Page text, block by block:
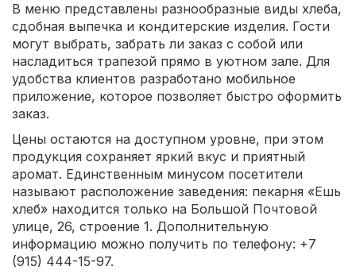
В меню представлены разнообразные виды хлеба,
сдобная выпечка и кондитерские изделия. Гости
могут выбрать, забрать ли заказ с собой или
насладиться трапезой прямо в уютном зале. Для
удобства клиентов разработано мобильное
приложение, которое позволяет быстро оформить
заказ.
Цены остаются на доступном уровне, при этом
продукция сохраняет яркий вкус и приятный
аромат. Единственным минусом посетители
называют расположение заведения: пекарня «Ешь
хлеб» находится только на Большой Почтовой
улице, 26, строение 1. Дополнительную
информацию можно получить по телефону: +7
(915) 444-15-97.